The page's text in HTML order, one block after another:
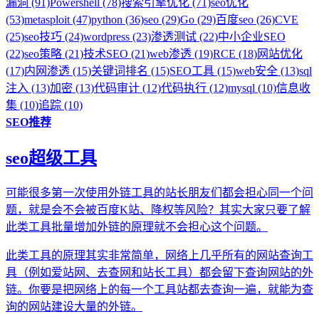
漏洞 (91)Powershell (78)搜索引擎优化 (71)seo优化
(53)metasploit (47)python (36)seo (29)Go (29)百度seo (26)CVE
(25)seo技巧 (24)wordpress (23)渗透测试 (22)中小企业SEO
(22)seo策略 (21)技术SEO (21)web渗透 (19)RCE (18)网站优化
(17)内网渗透 (15)关键词排名 (15)SEO工具 (15)web安全 (13)sql
注入 (13)加密 (13)代码审计 (12)代码执行 (12)mysql (10)信息收
集 (10)追踪 (10)
SEO推荐
seo超级工具
可能很多第一次使用外链工具的站长朋友们都会担心同一个问
题，就是会不会被百度K站、降权等风险？其实大家只要了解
此类工具批量增加外链的原理就不会担心这个问题。
此类工具的原理其实非常简单，网络上几乎所有的网站查询工
具（例如爱站网、去查网和站长工具）都会留下查询网站的外
链。你要是把网络上的每一个工具站都去查询一遍，就能为查
询的网站建设大量的外链。